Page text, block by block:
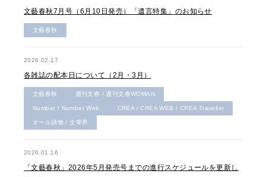
文藝春秋7月号（6月10日発売）「遺言特集」のお知らせ
文藝春秋
2026.02.17
各雑誌の配本日について（2月・3月）
文藝春秋 週刊文春 / 週刊文春WOMAN
Number / Number Web CREA / CREA WEB / CREA Traveller
オール讀物 / 文學界
2026.01.16
「文藝春秋」2026年5月発売号までの進行スケジュールを更新し